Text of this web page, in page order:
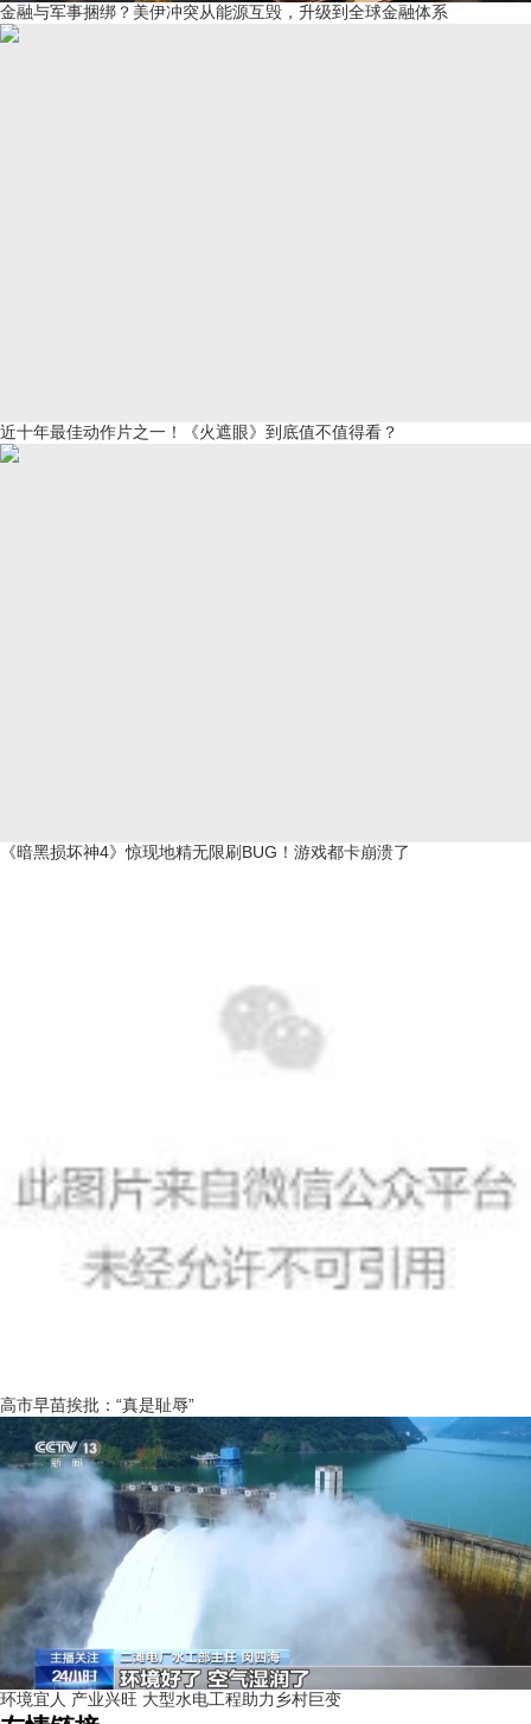
金融与军事捆绑？美伊冲突从能源互毁，升级到全球金融体系
近十年最佳动作片之一！《火遮眼》到底值不值得看？
《暗黑损坏神4》惊现地精无限刷BUG！游戏都卡崩溃了
高市早苗挨批：“真是耻辱”
环境宜人 产业兴旺 大型水电工程助力乡村巨变